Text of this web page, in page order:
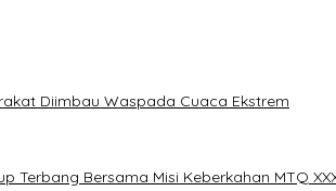
Diimbau Waspada Cuaca Ekstrem
Bersama Misi Keberkahan MTQ